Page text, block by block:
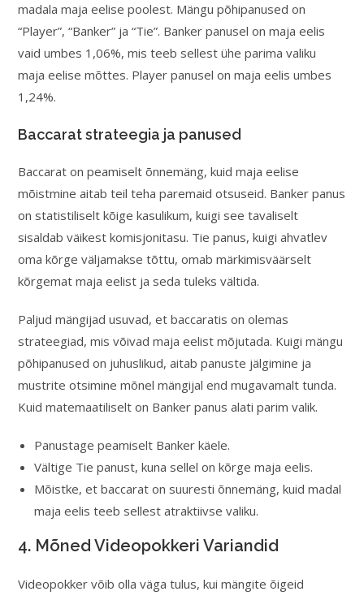
madala maja eelise poolest. Mängu põhipanused on
“Player”, “Banker” ja “Tie”. Banker panusel on maja eelis
vaid umbes 1,06%, mis teeb sellest ühe parima valiku
maja eelise mõttes. Player panusel on maja eelis umbes
1,24%.
Baccarat strateegia ja panused
Baccarat on peamiselt õnnemäng, kuid maja eelise
mõistmine aitab teil teha paremaid otsuseid. Banker panus
on statistiliselt kõige kasulikum, kuigi see tavaliselt
sisaldab väikest komisjonitasu. Tie panus, kuigi ahvatlev
oma kõrge väljamakse tõttu, omab märkimisväärselt
kõrgemat maja eelist ja seda tuleks vältida.
Paljud mängijad usuvad, et baccaratis on olemas
strateegiad, mis võivad maja eelist mõjutada. Kuigi mängu
põhipanused on juhuslikud, aitab panuste jälgimine ja
mustrite otsimine mõnel mängijal end mugavamalt tunda.
Kuid matemaatiliselt on Banker panus alati parim valik.
Panustage peamiselt Banker käele.
Vältige Tie panust, kuna sellel on kõrge maja eelis.
Mõistke, et baccarat on suuresti õnnemäng, kuid madal
maja eelis teeb sellest atraktiivse valiku.
4. Mõned Videopokkeri Variandid
Videopokker võib olla väga tulus, kui mängite õigeid